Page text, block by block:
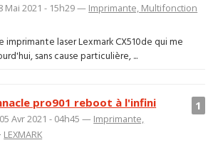
Mai 2021 - 15h29 — Imprimante, Multifonction
imprimante laser Lexmark CX510de qui me
sans cause particulière, ...
1
pro901 reboot à l'infini
Avr 2021 - 04h45 — Imprimante,
LEXMARK